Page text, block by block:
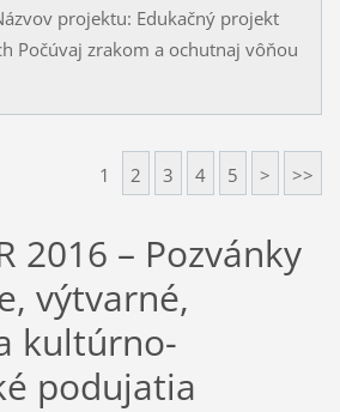
projektu: Edukačný projekt
Počúvaj zrakom a ochutnaj vôňou
1 2 3 4 5 > >>
2016 – Pozvánky
výtvarné,
kultúrno-
podujatia